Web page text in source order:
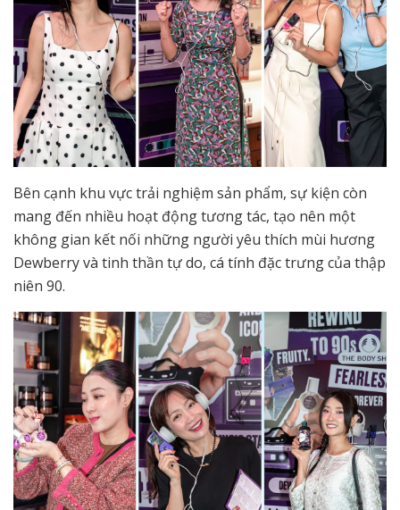
Bên cạnh khu vực trải nghiệm sản phẩm, sự kiện còn
mang đến nhiều hoạt động tương tác, tạo nên một
không gian kết nối những người yêu thích mùi hương
Dewberry và tinh thần tự do, cá tính đặc trưng của thập
niên 90.